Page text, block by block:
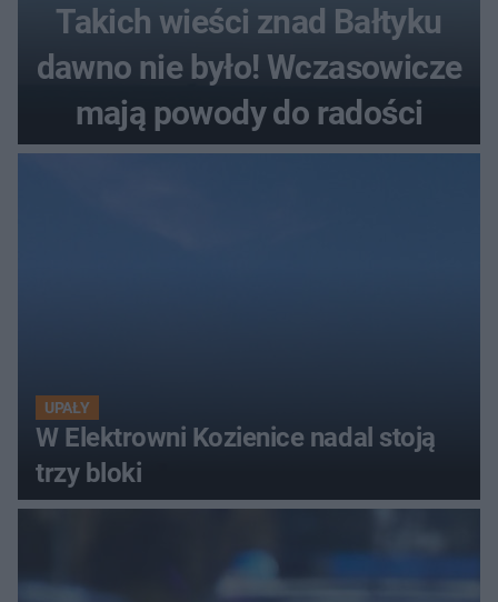
Takich wieści znad Bałtyku
dawno nie było! Wczasowicze
mają powody do radości
UPAŁY
W Elektrowni Kozienice nadal stoją
trzy bloki